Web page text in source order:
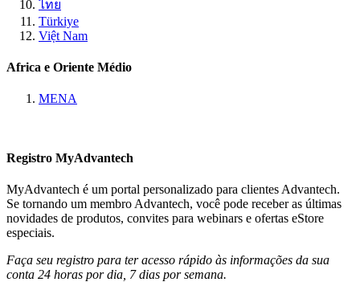
ไทย
Türkiye
Việt Nam
Africa e Oriente Médio
MENA
Registro MyAdvantech
MyAdvantech é um portal personalizado para clientes Advantech.
Se tornando um membro Advantech, você pode receber as últimas
novidades de produtos, convites para webinars e ofertas eStore
especiais.
Faça seu registro para ter acesso rápido às informações da sua
conta 24 horas por dia, 7 dias por semana.